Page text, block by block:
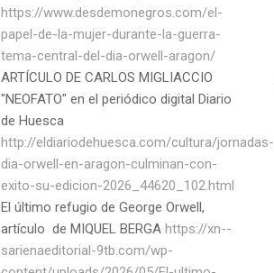
https://www.desdemonegros.com/el-
papel-de-la-mujer-durante-la-guerra-
tema-central-del-dia-orwell-aragon/
ARTÍCULO DE CARLOS MIGLIACCIO
"NEOFATO" en el periódico digital Diario
de Huesca
http://eldiariodehuesca.com/cultura/jornadas-
dia-orwell-en-aragon-culminan-con-
exito-su-edicion-2026_44620_102.html
El último refugio de George Orwell,
artículo de MIQUEL BERGA https://xn--
sarienaeditorial-9tb.com/wp-